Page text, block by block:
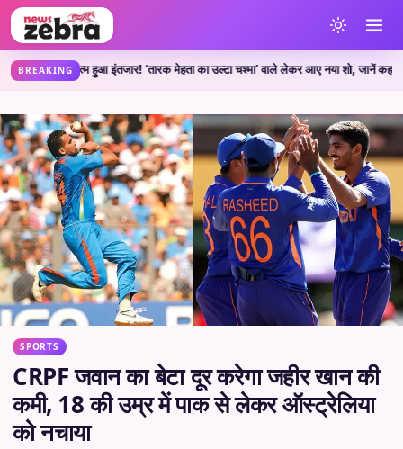
BREAKING
खत्म हुआ इंतजार! ‘तारक मेहता का उल्टा चश्मा’ वाले लेकर आए नया शो, जानें कहां देख सकते
SPORTS
CRPF जवान का बेटा दूर करेगा जहीर खान की
कमी, 18 की उम्र में पाक से लेकर ऑस्ट्रेलिया
को नचाया